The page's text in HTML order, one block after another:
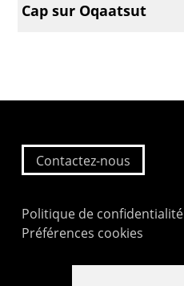
Cap sur Oqaatsut
Contactez-nous
Politique de confidentialité
Préférences cookies